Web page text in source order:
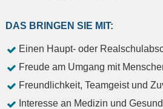
DAS BRINGEN SIE MIT:
Einen Haupt- oder
Freude am Umgang mit
Freundlichkeit, Teamgeist und
Interesse an Medizin und